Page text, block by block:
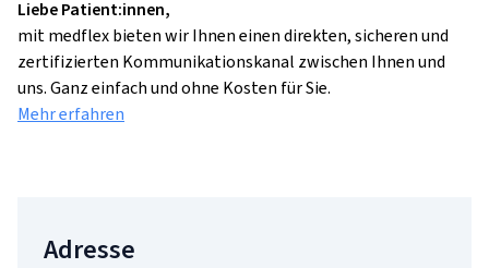
Liebe Patient:innen,
mit medflex bieten wir Ihnen einen direkten, sicheren und
zertifizierten Kommunikationskanal zwischen Ihnen und
uns. Ganz einfach und ohne Kosten für Sie.
Mehr erfahren
Adresse